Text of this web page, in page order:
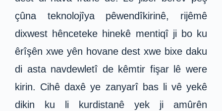
çûna teknolojîya pêwendîkirinê, rijêmê
dixwest hênceteke hinekê mentiqî ji bo ku
êrîşên xwe yên hovane dest xwe bixe daku
di asta navdewletî de kêmtir fişar lê were
kirin. Cihê daxê ye zanyarî bas li vê yekê
dikin ku li kurdistanê yek ji amûrên